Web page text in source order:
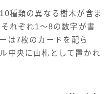
種類の異なる樹木が含ま
れぞれ1〜8の数字が書
は7枚のカードを配ら
中央に山札として置かれ